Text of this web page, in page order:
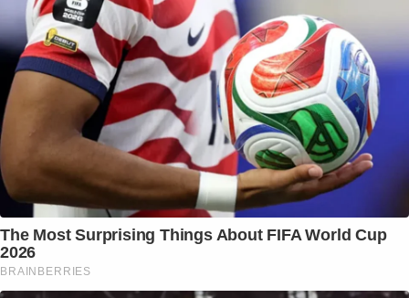
The Most Surprising Things About FIFA World Cup
2026
BRAINBERRIES